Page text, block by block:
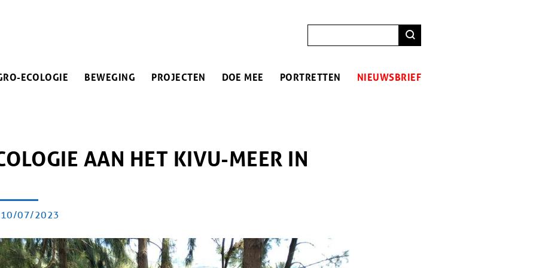
ECOLOGIE BEWEGING PROJECTEN DOE MEE PORTRETTEN NIEUWSBRIEF
AAN HET KIVU-MEER IN
PUBLICATIEDATUM
10/07/2023